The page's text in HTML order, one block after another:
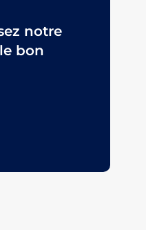
notre
bon